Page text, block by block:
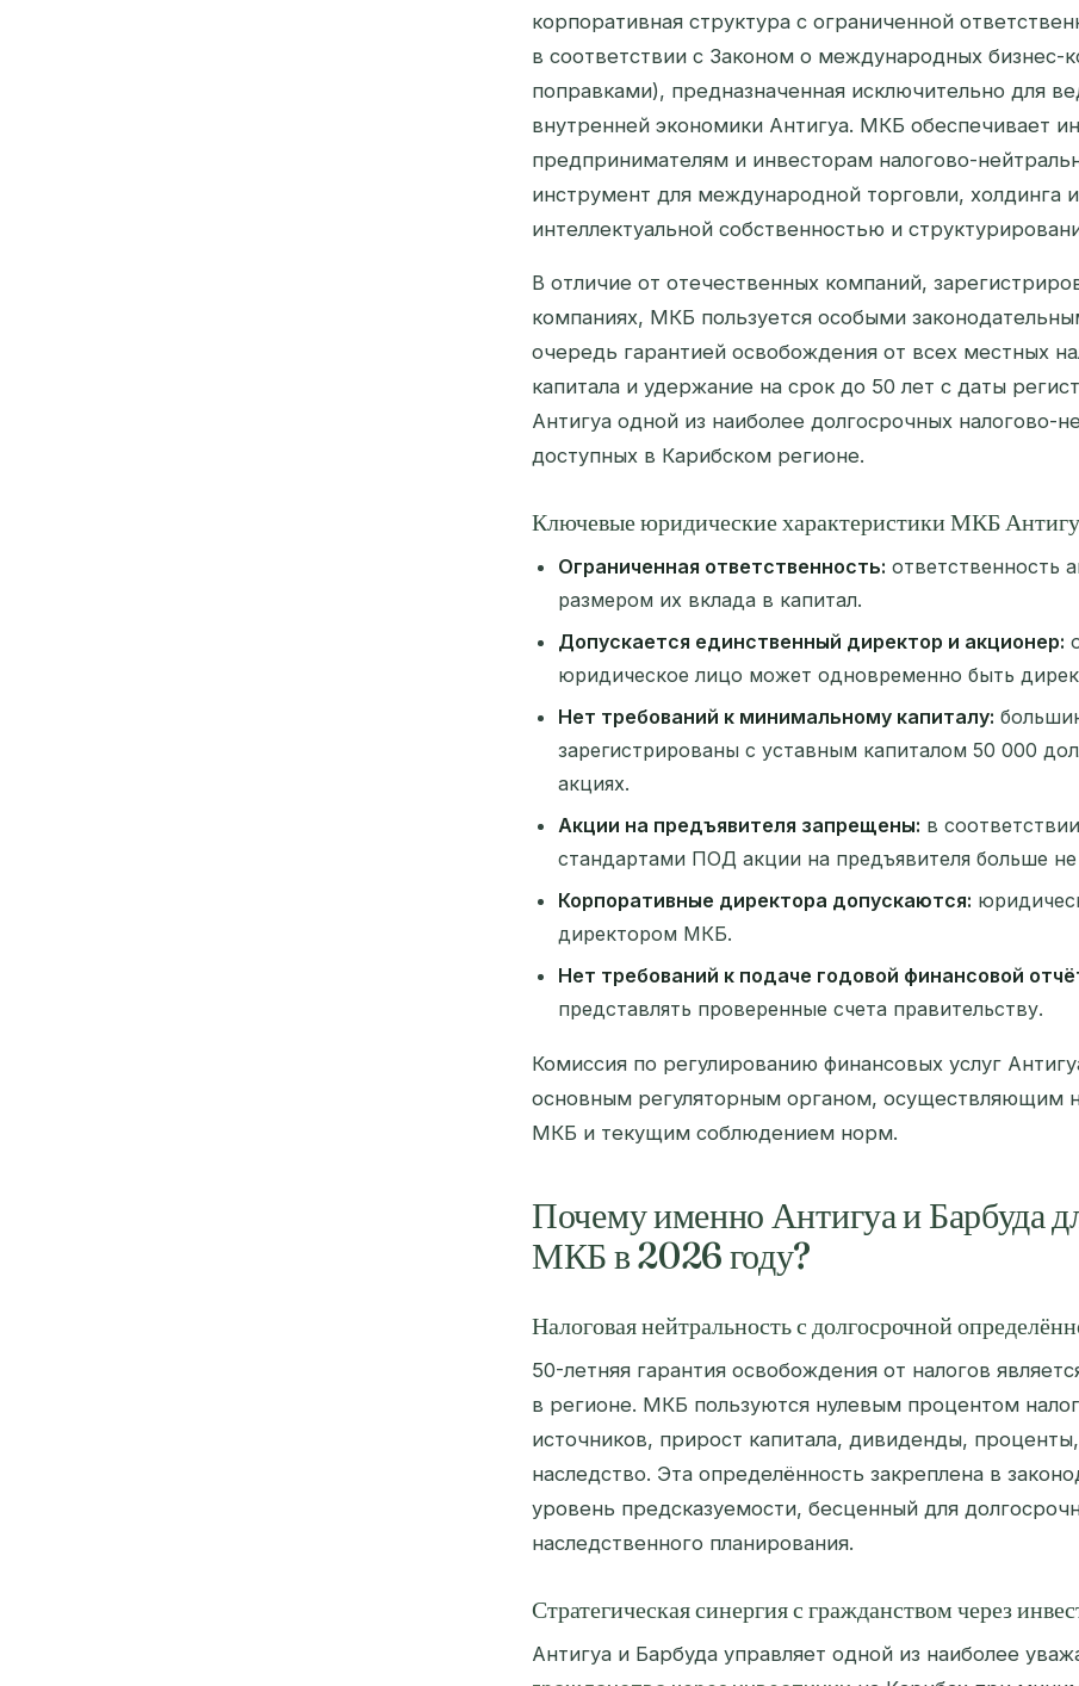
корпоративная структура с ограниченной
в соответствии с Законом о международных бизнес-
поправками), предназначенная исключительно для
внутренней экономики Антигуа. МКБ обеспечивает
предпринимателям и инвесторам налогово-
инструмент для международной торговли, холдинга
интеллектуальной собственностью и
В отличие от отечественных компаний,
компаниях, МКБ пользуется особыми
очередь гарантией освобождения от всех местных
капитала и удержание на срок до 50 лет с даты
Антигуа одной из наиболее долгосрочных налогово-
доступных в Карибском регионе.
Ключевые юридические характеристики МКБ
Ограниченная ответственность: ответственность
размером их вклада в капитал.
Допускается единственный директор и акционер:
юридическое лицо может одновременно быть
Нет требований к минимальному капиталу:
зарегистрированы с уставным капиталом 50 000
акциях.
Акции на предъявителя запрещены: в
стандартами ПОД акции на предъявителя больше
Корпоративные директора допускаются:
директором МКБ.
Нет требований к подаче годовой финансовой
представлять проверенные счета правительству.
Комиссия по регулированию финансовых услуг
основным регуляторным органом, осуществляющим
МКБ и текущим соблюдением норм.
Почему именно Антигуа и Барбуда
МКБ в 2026 году?
Налоговая нейтральность с долгосрочной
50-летняя гарантия освобождения от налогов
в регионе. МКБ пользуются нулевым процентом
источников, прирост капитала, дивиденды,
наследство. Эта определённость закреплена в
уровень предсказуемости, бесценный для
наследственного планирования.
Стратегическая синергия с гражданством через
Антигуа и Барбуда управляет одной из наиболее